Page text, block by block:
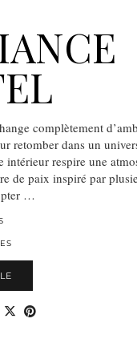
complètement
retomber dans un
intérieur respire une
de paix inspiré par
…